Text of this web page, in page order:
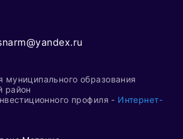
образования
район
профиля - Интернет-